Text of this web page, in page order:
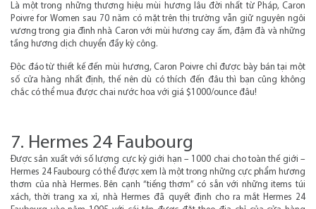
Là một trong những thương hiệu mùi hương lâu đời nhất từ Pháp, Caron
Poivre for Women sau 70 năm có mặt trên thị trường vẫn giữ nguyên ngôi
vương trong gia đình nhà Caron với mùi hương cay ấm, đậm đà và những
tầng hương dịch chuyển đầy kỳ công.
Độc đáo từ thiết kế đến mùi hương, Caron Poivre chỉ được bày bán tại một
số cửa hàng nhất định, thế nên dù có thích đến đâu thì bạn cũng không
chắc có thể mua được chai nước hoa với giá $1000/ounce đâu!
7. Hermes 24 Faubourg
Được sản xuất với số lượng cực kỳ giới hạn – 1000 chai cho toàn thế giới –
Hermes 24 Faubourg có thể được xem là một trong những cực phẩm hương
thơm của nhà Hermes. Bên cạnh “tiếng thơm” có sẵn với những items túi
xách, thời trang xa xỉ, nhà Hermes đã quyết định cho ra mắt Hermes 24